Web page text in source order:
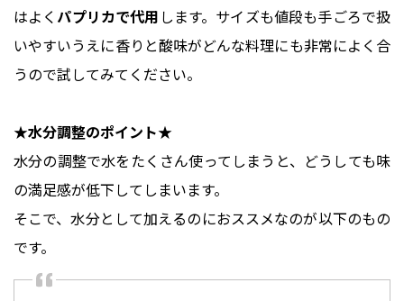
はよく パプリカで代用 します。サイズも値段も手ごろで扱
いやすいうえに香りと酸味がどんな料理にも非常によく合
うので試してみてください。
水分の調整で水をたくさん使ってしまうと、どうしても味
の満足感が低下してしまいます。
そこで、水分として加えるのにおススメなのが以下のもの